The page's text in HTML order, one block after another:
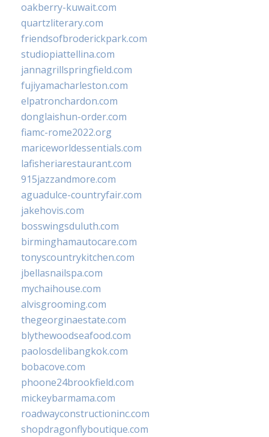
oakberry-kuwait.com
quartzliterary.com
friendsofbroderickpark.com
studiopiattellina.com
jannagrillspringfield.com
fujiyamacharleston.com
elpatronchardon.com
donglaishun-order.com
fiamc-rome2022.org
mariceworldessentials.com
lafisheriarestaurant.com
915jazzandmore.com
aguadulce-countryfair.com
jakehovis.com
bosswingsduluth.com
birminghamautocare.com
tonyscountrykitchen.com
jbellasnailspa.com
mychaihouse.com
alvisgrooming.com
thegeorginaestate.com
blythewoodseafood.com
paolosdelibangkok.com
bobacove.com
phoone24brookfield.com
mickeybarmama.com
roadwayconstructioninc.com
shopdragonflyboutique.com